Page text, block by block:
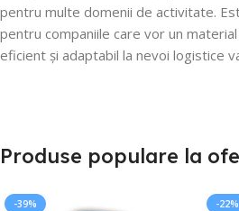
pentru multe domenii de activitate.
pentru companiile care vor un
eficient și adaptabil la nevoi logistice
Produse populare la
-39% -22%